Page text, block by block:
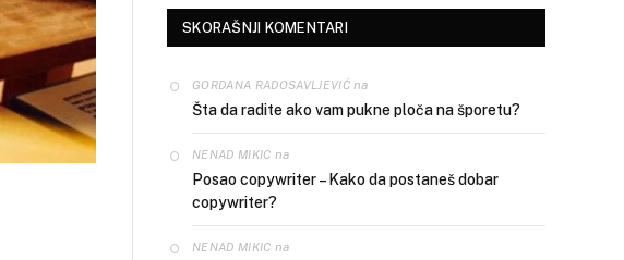
SKORAŠNJI KOMENTARI
GORDANA RADOSAVLJEVIĆna
Šta da radite ako vam pukne ploča na šporetu?
NENAD MIKIC na
Posao copywriter – Kako da postaneš dobar
copywriter?
NENAD MIKIC na